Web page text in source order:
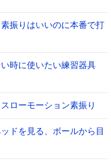
振りはいいのに本番で打
時に使いたい練習器具
ローモーション素振り
ドを見る、ボールから目